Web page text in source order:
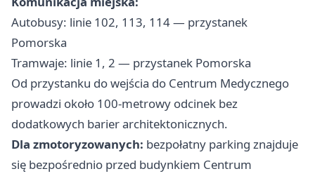
Autobusy: linie 102, 113, 114 — przystanek
Pomorska
Tramwaje: linie 1, 2 — przystanek Pomorska
Od przystanku do wejścia do Centrum Medycznego
prowadzi około 100-metrowy odcinek bez
dodatkowych barier architektonicznych.
Dla zmotoryzowanych: bezpołatny parking znajduje
się bezpośrednio przed budynkiem Centrum